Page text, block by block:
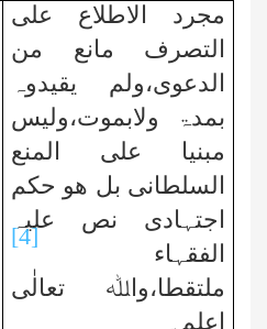
مجرد الاطلاع علی
التصرف مانع من
الدعوی،ولم یقیدوہ
بمدۃ ولابموت،ولیس
مبنیا علی المنع
السلطانی بل ھو حکم
اجتہادی نص علیہ
الفقہاء
[4]
ملتقطا،واﷲ تعالٰی
اعلم۔